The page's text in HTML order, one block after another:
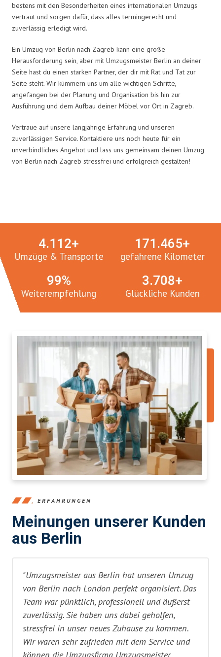
bestens mit den Besonderheiten eines internationalen Umzugs
vertraut und sorgen dafür, dass alles termingerecht und
zuverlässig erledigt wird.
Ein Umzug von Berlin nach Zagreb kann eine große
Herausforderung sein, aber mit Umzugsmeister Berlin an deiner
Seite hast du einen starken Partner, der dir mit Rat und Tat zur
Seite steht. Wir kümmern uns um alle wichtigen Schritte,
angefangen bei der Planung und Organisation bis hin zur
Ausführung und dem Aufbau deiner Möbel vor Ort in Zagreb.
Vertraue auf unsere langjährige Erfahrung und unseren
zuverlässigen Service. Kontaktiere uns noch heute für ein
unverbindliches Angebot und lass uns gemeinsam deinen Umzug
von Berlin nach Zagreb stressfrei und erfolgreich gestalten!
Umzüge & Transporte
4.112+
gefahrene Kilometer
171.465+
Weiterempfehlung
100%
Glückliche Kunden
3.765+
ERFAHRUNGEN
Meinungen unserer Kunden
aus Berlin
"Umzugsmeister aus Berlin hat unseren Umzug
von Berlin nach London perfekt organisiert. Das
Team war pünktlich, professionell und äußerst
zuverlässig. Sie haben uns dabei geholfen,
stressfrei in unser neues Zuhause zu kommen.
Wir waren sehr zufrieden mit dem Service und
können die Umzugsfirma Umzugsmeister